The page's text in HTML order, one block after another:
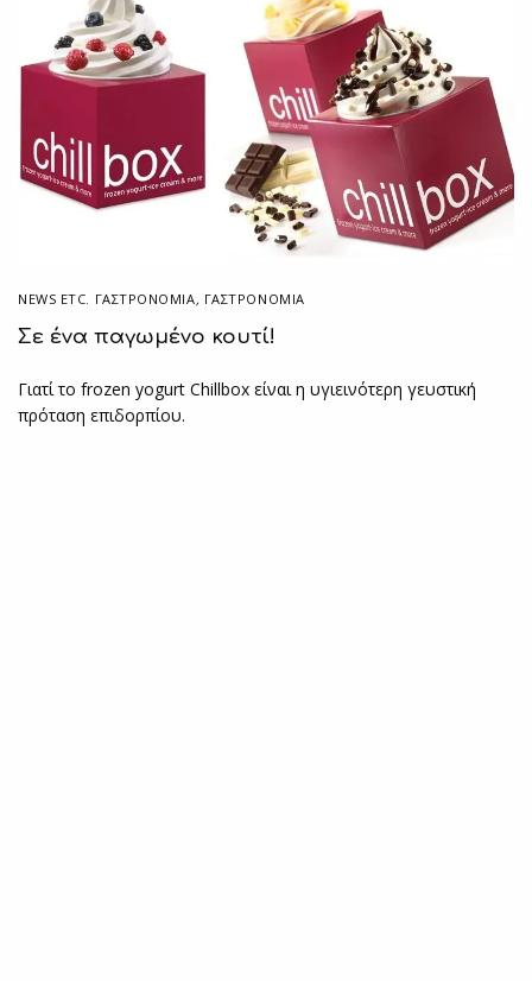
NEWS ETC. ΓΑΣΤΡΟΝΟΜΊΑ, ΓΑΣΤΡΟΝΟΜΙΑ
Σε ένα παγωμένο κουτί!
Γιατί το frozen yogurt Chillbox είναι η υγιεινότερη γευστική
πρόταση επιδορπίου.